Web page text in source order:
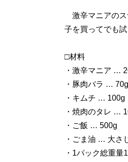
激辛マニアのス
子を買ってでも試
□材料
・激辛マニア …
・豚肉バラ … 70g
・キムチ … 100g
・焼肉のタレ …
・ご飯 … 500g
・ごま油 … 大さ
・1パック総重